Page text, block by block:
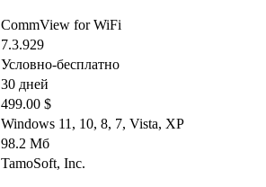
CommView for WiFi
7.3.929
Условно-бесплатно
30 дней
499.00 $
Windows 11, 10, 8, 7, Vista, XP
98.2 Мб
TamoSoft, Inc.